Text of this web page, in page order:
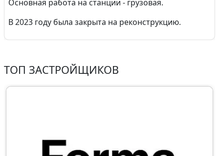
Основная работа на станции - грузовая.
В 2023 году была закрыта на реконструкцию.
ТОП ЗАСТРОЙЩИКОВ